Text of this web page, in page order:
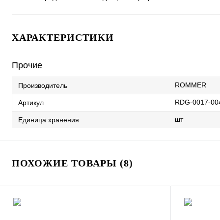
ХАРАКТЕРИСТИКИ
Прочие
Производитель ROMMER
Артикул RDG-0017-
Единица хранения шт
ПОХОЖИЕ ТОВАРЫ (8)